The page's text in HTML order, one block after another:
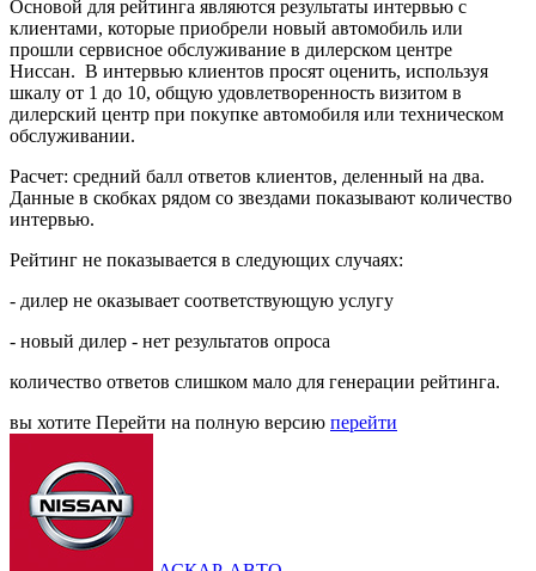
Основой для рейтинга являются результаты интервью с
клиентами, которые приобрели новый автомобиль или
прошли сервисное обслуживание в дилерском центре
Ниссан. В интервью клиентов просят оценить, используя
шкалу от 1 до 10, общую удовлетворенность визитом в
дилерский центр при покупке автомобиля или техническом
обслуживании.
Расчет: средний балл ответов клиентов, деленный на два.
Данные в скобках рядом со звездами показывают количество
интервью.
Рейтинг не показывается в следующих случаях:
- дилер не оказывает соответствующую услугу
- новый дилер - нет результатов опроса
количество ответов слишком мало для генерации рейтинга.
вы хотите Перейти на полную версию перейти